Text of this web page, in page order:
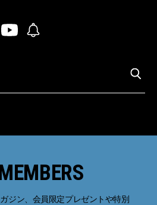
ジン、会員限定プレゼントや特別